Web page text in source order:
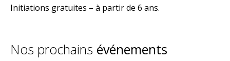
Initiations gratuites – à partir de 6 ans.
Nos prochains événements